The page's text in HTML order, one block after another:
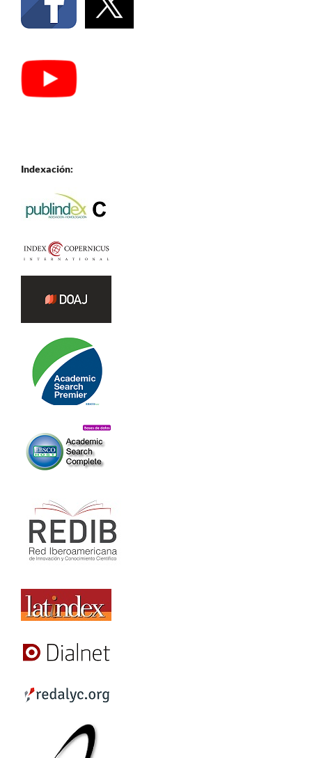
Indexación: